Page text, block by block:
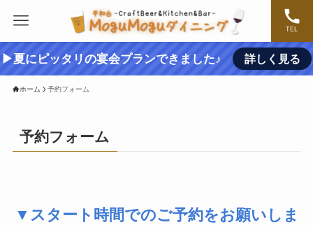
TEL
▶夏にピッタリの宴会プランできました♪ 詳しく見る
ホーム 予約フォーム
予約フォーム
▼スタート時間でのご予約をお願いしま